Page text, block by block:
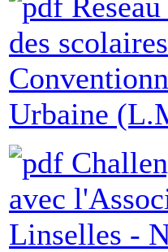
des
Urbaine
avec
Linselles -